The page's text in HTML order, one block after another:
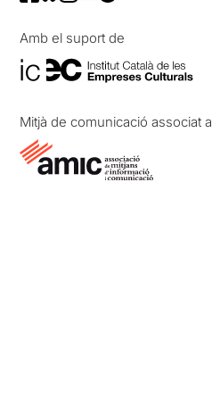
Amb el suport de
Mitjà de comunicació associat a